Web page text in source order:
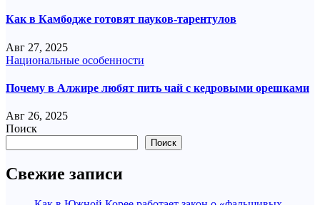
Как в Камбодже готовят пауков-тарентулов
Авг 27, 2025
Национальные особенности
Почему в Алжире любят пить чай с кедровыми орешками
Авг 26, 2025
Поиск
Поиск
Свежие записи